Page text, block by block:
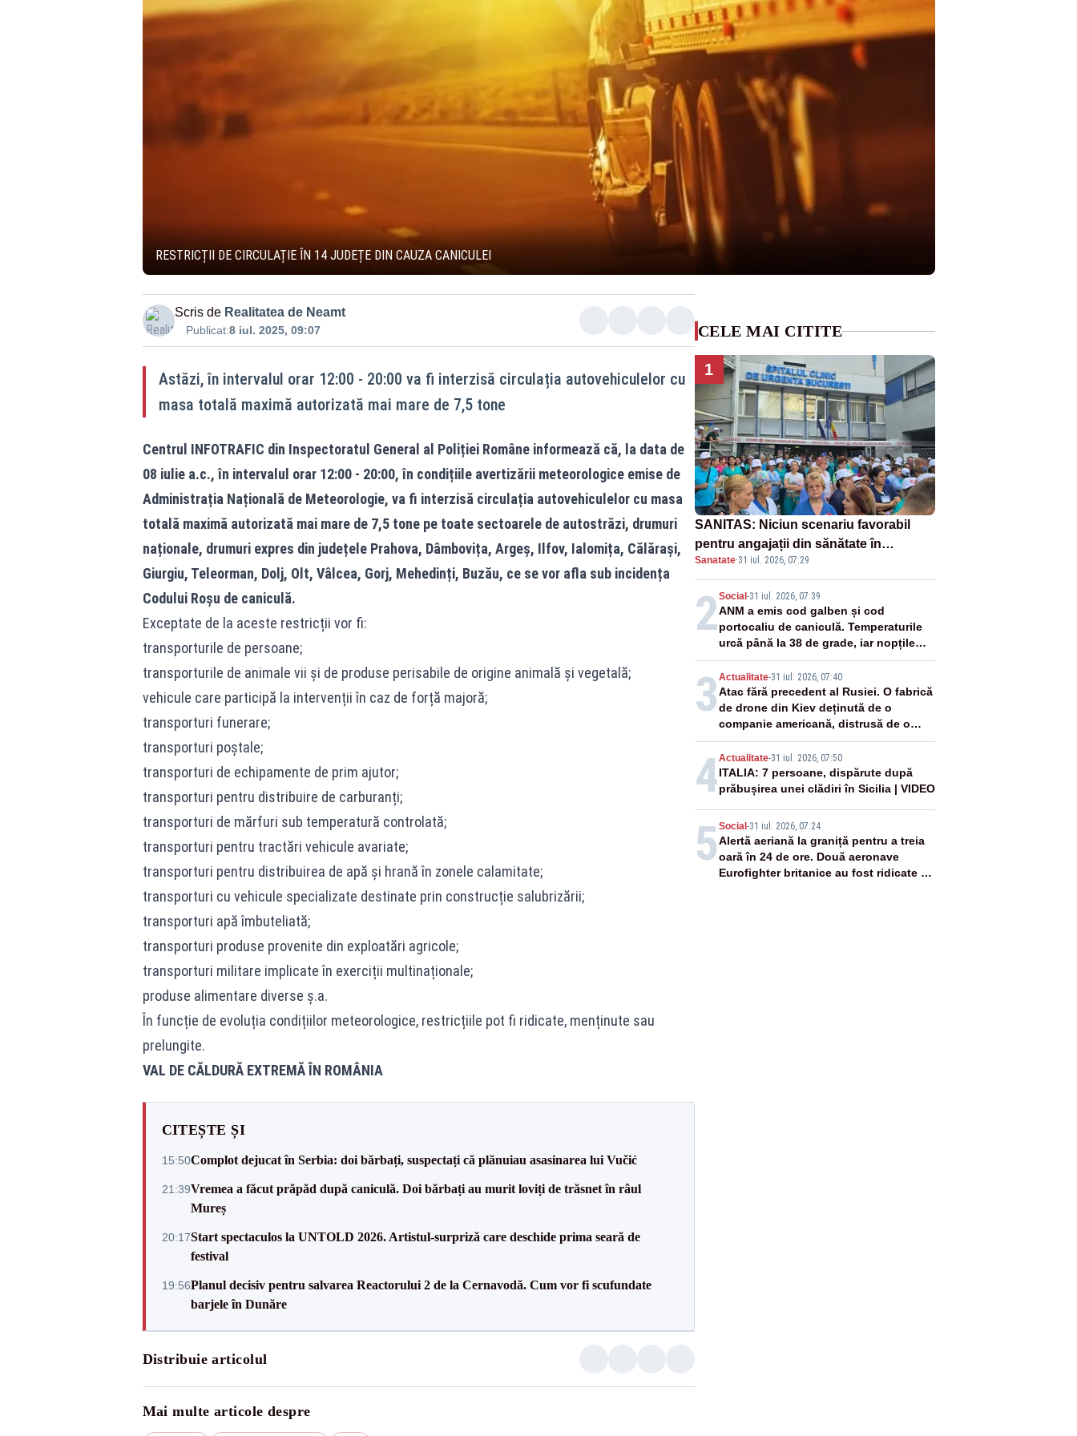
RESTRICȚII DE CIRCULAȚIE ÎN 14 JUDEȚE DIN CAUZA CANICULEI
Scris de Realitatea de Neamt
Publicat:8 iul. 2025, 09:07
Astăzi, în intervalul orar 12:00 - 20:00 va fi interzisă circulația autovehiculelor cu
masa totală maximă autorizată mai mare de 7,5 tone
Centrul INFOTRAFIC din Inspectoratul General al Poliției Române informează că, la data de
08 iulie a.c., în intervalul orar 12:00 - 20:00, în condițiile avertizării meteorologice emise de
Administrația Națională de Meteorologie, va fi interzisă circulația autovehiculelor cu masa
totală maximă autorizată mai mare de 7,5 tone pe toate sectoarele de autostrăzi, drumuri
naționale, drumuri expres din județele Prahova, Dâmbovița, Argeș, Ilfov, Ialomița, Călărași,
Giurgiu, Teleorman, Dolj, Olt, Vâlcea, Gorj, Mehedinți, Buzău, ce se vor afla sub incidența
Codului Roșu de caniculă.
Exceptate de la aceste restricții vor fi:
transporturile de persoane;
transporturile de animale vii și de produse perisabile de origine animală și vegetală;
vehicule care participă la intervenții în caz de forță majoră;
transporturi funerare;
transporturi poștale;
transporturi de echipamente de prim ajutor;
transporturi pentru distribuire de carburanți;
transporturi de mărfuri sub temperatură controlată;
transporturi pentru tractări vehicule avariate;
transporturi pentru distribuirea de apă și hrană în zonele calamitate;
transporturi cu vehicule specializate destinate prin construcție salubrizării;
transporturi apă îmbuteliată;
transporturi produse provenite din exploatări agricole;
transporturi militare implicate în exerciții multinaționale;
produse alimentare diverse ș.a.
În funcție de evoluția condițiilor meteorologice, restricțiile pot fi ridicate, menținute sau
prelungite.
VAL DE CĂLDURĂ EXTREMĂ ÎN ROMÂNIA
CITEȘTE ȘI
15:50Complot dejucat în Serbia: doi bărbați, suspectați că plănuiau asasinarea lui Vučić
21:39Vremea a făcut prăpăd după caniculă. Doi bărbați au murit loviți de trăsnet în râul
Mureș
20:17Start spectaculos la UNTOLD 2026. Artistul-surpriză care deschide prima seară de
festival
19:56Planul decisiv pentru salvarea Reactorului 2 de la Cernavodă. Cum vor fi scufundate
barjele în Dunăre
Distribuie articolul
Mai multe articole despre
CELE MAI CITITE
1
SANITAS: Niciun scenariu favorabil
pentru angajații din sănătate în
proiectul Legii salarizării
Sanatate·31 iul. 2026, 07:29
2Social -31 iul. 2026, 07:39
ANM a emis cod galben și cod
portocaliu de caniculă. Temperaturile
urcă până la 38 de grade, iar nopțile
devin tropicale
3 Actualitate-31 iul. 2026, 07:40
Atac fără precedent al Rusiei. O fabrică
de drone din Kiev deținută de o
companie americană, distrusă de o
rachetă rusească
4Actualitate-31 iul. 2026, 07:50
ITALIA: 7 persoane, dispărute după
prăbușirea unei clădiri în Sicilia | VIDEO
5 Social -31 iul. 2026, 07:24
Alertă aeriană la graniță pentru a treia
oară în 24 de ore. Două aeronave
Eurofighter britanice au fost ridicate de